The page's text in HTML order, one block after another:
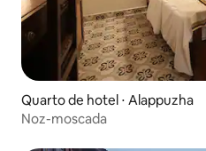
Quarto de hotel ⋅ Alappuzha
Noz-moscada